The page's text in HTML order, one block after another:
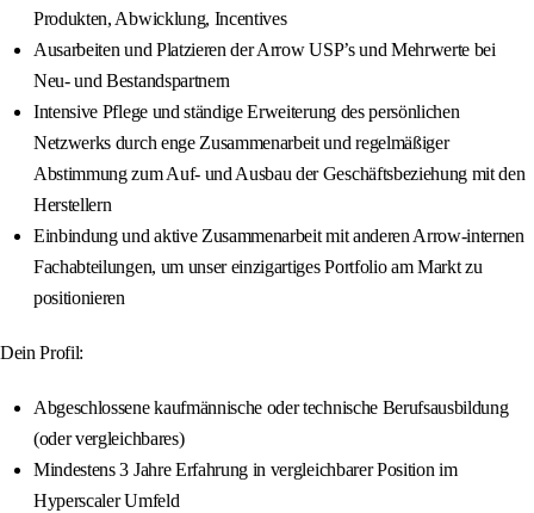
Produkten, Abwicklung, Incentives
Ausarbeiten und Platzieren der Arrow USP’s und Mehrwerte bei
Neu- und Bestandspartnern
Intensive Pflege und ständige Erweiterung des persönlichen
Netzwerks durch enge Zusammenarbeit und regelmäßiger
Abstimmung zum Auf- und Ausbau der Geschäftsbeziehung mit den
Herstellern
Einbindung und aktive Zusammenarbeit mit anderen Arrow-internen
Fachabteilungen, um unser einzigartiges Portfolio am Markt zu
positionieren
Dein Profil:
Abgeschlossene kaufmännische oder technische Berufsausbildung
(oder vergleichbares)
Mindestens 3 Jahre Erfahrung in vergleichbarer Position im
Hyperscaler Umfeld